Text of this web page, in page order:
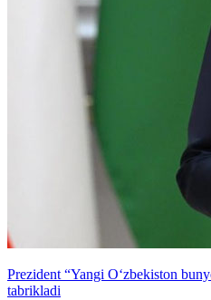
Prezident “Yangi O‘zbekiston
tabrikladi